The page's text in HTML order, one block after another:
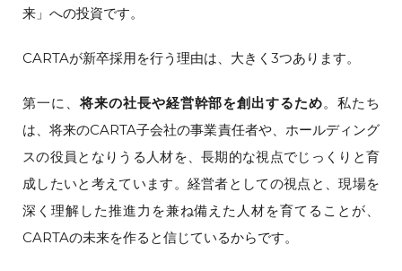
来」への投資です。
CARTAが新卒採用を行う理由は、大きく3つあります。
第一に、将来の社長や経営幹部を創出するため。私たち
は、将来のCARTA子会社の事業責任者や、ホールディング
スの役員となりうる人材を、長期的な視点でじっくりと育
成したいと考えています。経営者としての視点と、現場を
深く理解した推進力を兼ね備えた人材を育てることが、
CARTAの未来を作ると信じているからです。